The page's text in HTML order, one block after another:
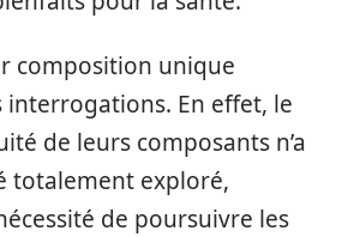
composition unique
interrogations. En effet, le
de leurs composants n’a
totalement exploré,
de poursuivre les